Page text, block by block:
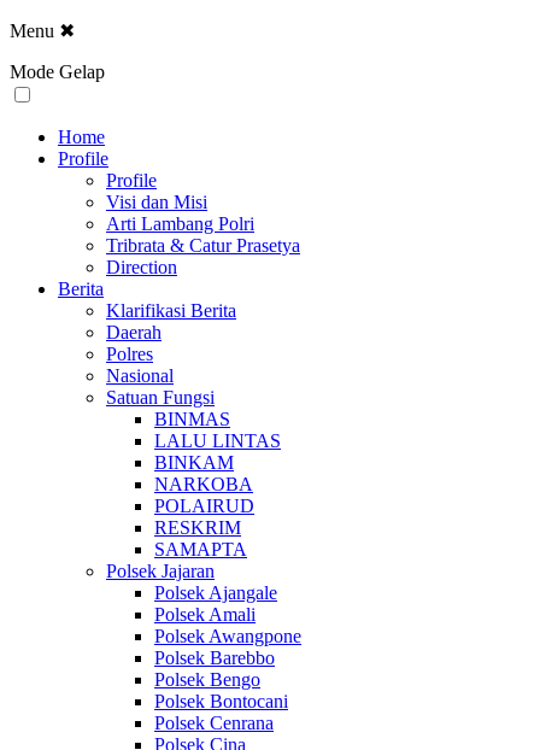
Menu ✖
Mode Gelap
Home
Profile
Profile
Visi dan Misi
Arti Lambang Polri
Tribrata & Catur Prasetya
Direction
Berita
Klarifikasi Berita
Daerah
Polres
Nasional
Satuan Fungsi
BINMAS
LALU LINTAS
BINKAM
NARKOBA
POLAIRUD
RESKRIM
SAMAPTA
Polsek Jajaran
Polsek Ajangale
Polsek Amali
Polsek Awangpone
Polsek Barebbo
Polsek Bengo
Polsek Bontocani
Polsek Cenrana
Polsek Cina